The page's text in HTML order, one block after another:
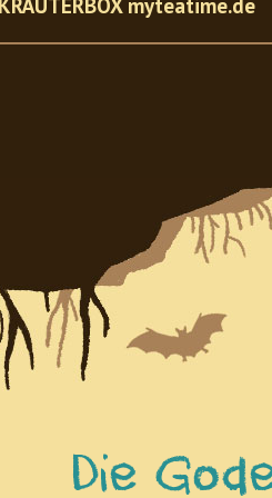
KRÄUTERBOX myteatime.de
Die